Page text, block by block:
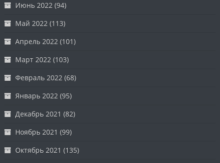
Июнь 2022 (94)
Май 2022 (113)
Апрель 2022 (101)
Март 2022 (103)
Февраль 2022 (68)
Январь 2022 (95)
Декабрь 2021 (82)
Ноябрь 2021 (99)
Октябрь 2021 (135)